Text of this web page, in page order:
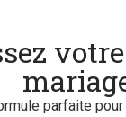
parfaite